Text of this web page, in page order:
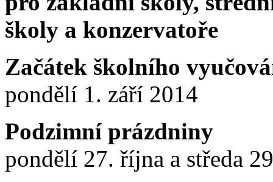
školy a konzervatoře
Začátek školního
pondělí 1. září 2014
Podzimní prázdniny
pondělí 27. října a středa